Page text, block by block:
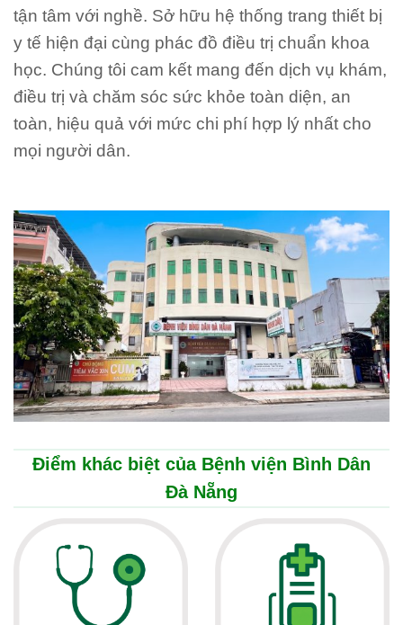
tận tâm với nghề. Sở hữu hệ thống trang thiết bị
y tế hiện đại cùng phác đồ điều trị chuẩn khoa
học. Chúng tôi cam kết mang đến dịch vụ khám,
điều trị và chăm sóc sức khỏe toàn diện, an
toàn, hiệu quả với mức chi phí hợp lý nhất cho
mọi người dân.
Điểm khác biệt của Bệnh viện Bình Dân
Đà Nẵng